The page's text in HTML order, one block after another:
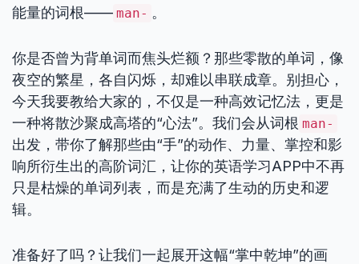
能量的词根—— man- 。
你是否曾为背单词而焦头烂额？那些零散的单词，像
夜空的繁星，各自闪烁，却难以串联成章。别担心，
今天我要教给大家的，不仅是一种高效记忆法，更是
一种将散沙聚成高塔的“心法”。我们会从词根 man-
出发，带你了解那些由“手”的动作、力量、掌控和影
响所衍生出的高阶词汇，让你的英语学习APP中不再
只是枯燥的单词列表，而是充满了生动的历史和逻
辑。
准备好了吗？让我们一起展开这幅“掌中乾坤”的画